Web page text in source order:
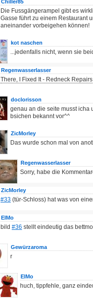
Chiller85
Die Fussgängerampel gibt es
Gasse führt zu einem Restaurant
aneinander vorbeigehen können!
kot naschen
...jedenfalls nicht, wenn sie
Regenwasserlasser
There, I Fixed It - Redneck Repairs
doclorisson
genau an die seite musst icha
bsichen bekannt vor^^
ZicMorley
Das wurde schon mal von
Regenwasserlasser
Sorry, habe die
ZicMorley
#33 (tür-Schloss) hat was von
ElMo
bild #36 stellt eindeutig das
Gewürzaroma
r
ElMo
huch, tippfehle, ganz